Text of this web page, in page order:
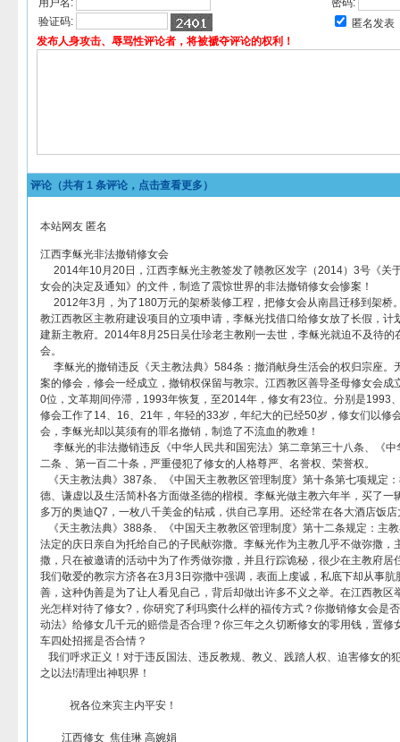
用户名:
密码:
验证码:
匿名发表
发布人身攻击、辱骂性评论者，将被褫夺评论的权利！
评论（共有 1 条评论，点击查看更多）
本站网友 匿名
江西李稣光非法撤销修女会
2014年10月20日，江西李稣光主教签发了赣教区发字（2014）3号《关
女会的决定及通知》的文件，制造了震惊世界的非法撤销修女会惨案！
2012年3月，为了180万元的架桥装修工程，把修女会从南昌迁移到架桥
教江西教区主教府建设项目的立项申请，李稣光找借口给修女放了长假，计
建新主教府。2014年8月25日吴仕珍老主教刚一去世，李稣光就迫不及待
会。
李稣光的撤销违反《天主教法典》584条：撤消献身生活会的权归宗座。
案的修会，修会一经成立，撤销权保留与教宗。江西教区善导圣母修女会
0位，文革期间停滞，1993年恢复，至2014年，修女有23位。分别是1993
修会工作了14、16、21年，年轻的33岁，年纪大的已经50岁，修女们以修
会，李稣光却以莫须有的罪名撤销，制造了不流血的教难！
李稣光的非法撤销违反《中华人民共和国宪法》第二章第三十八条、《中
二条 、第一百二十条，严重侵犯了修女的人格尊严、名誉权、荣誉权。
《天主教法典》387条、《中国天主教教区管理制度》第十条第七项规定
德、谦虚以及生活简朴各方面做圣德的楷模。李稣光做主教六年半，买了
多万的奥迪Q7，一枚八千美金的钻戒，供自己享用。还经常在各大酒店饭店
《天主教法典》388条、《中国天主教教区管理制度》第十二条规定：主
法定的庆日亲自为托给自己的子民献弥撒。李稣光作为主教几乎不做弥撒，
撒，只在被邀请的活动中为了作秀做弥撒，并且行踪诡秘，很少在主教府居
我们敬爱的教宗方济各在3月3日弥撒中强调，表面上虔诚，私底下却从事
善，这种伪善是为了让人看见自己，背后却做出许多不义之举。在江西教区
光怎样对待了修女?，你研究了利玛窦什么样的福传方式？你撤销修女会是
动法》给修女几千元的赔偿是否合理？你三年之久切断修女的零用钱，置修
车四处招摇是否合情？
我们呼求正义！对于违反国法、违反教规、教义、践踏人权、迫害修女的
之以法!清理出神职界！
祝各位来宾主内平安！
江西修女 焦佳琳 高婉娟